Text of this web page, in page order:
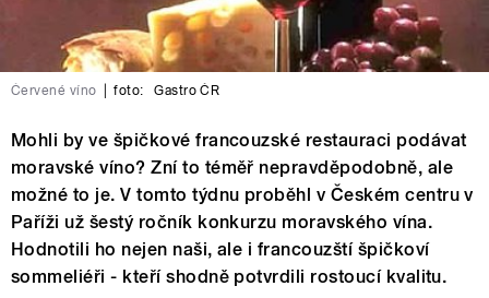
Červené víno foto: Gastro ČR
Mohli by ve špičkové francouzské restauraci podávat
moravské víno? Zní to téměř nepravděpodobně, ale
možné to je. V tomto týdnu proběhl v Českém centru v
Paříži už šestý ročník konkurzu moravského vína.
Hodnotili ho nejen naši, ale i francouzští špičkoví
sommeliéři - kteří shodně potvrdili rostoucí kvalitu.